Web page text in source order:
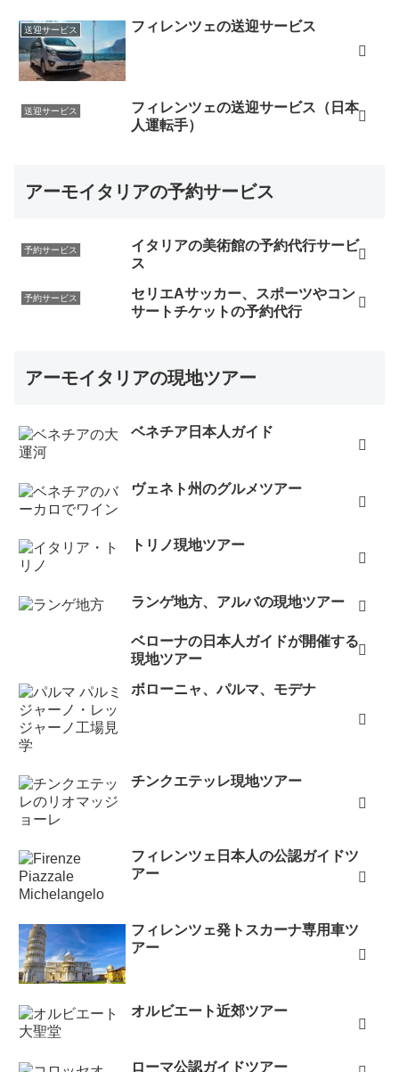
送迎サービス フィレンツェの送迎サービス
送迎サービス
フィレンツェの送迎サービス（日本
人運転手）
アーモイタリアの予約サービス
予約サービス
イタリアの美術館の予約代行サービ
ス
予約サービス
セリエAサッカー、スポーツやコン
サートチケットの予約代行
アーモイタリアの現地ツアー
ベネチア日本人ガイド
ヴェネト州のグルメツアー
トリノ現地ツアー
ランゲ地方、アルバの現地ツアー
ベローナの日本人ガイドが開催する
現地ツアー
ボローニャ、パルマ、モデナ
チンクエテッレ現地ツアー
フィレンツェ日本人の公認ガイドツ
アー
フィレンツェ発トスカーナ専用車ツ
アー
オルビエート近郊ツアー
ローマ公認ガイドツアー